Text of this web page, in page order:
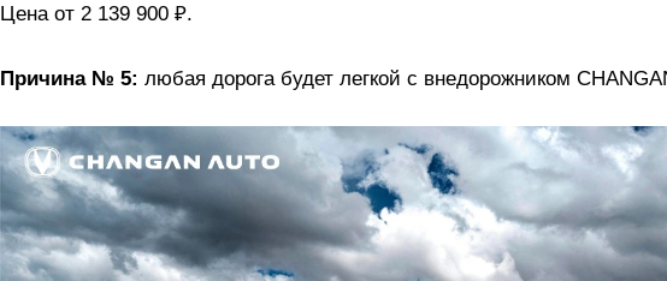
Цена от 2 139 900 ₽.
Причина № 5: любая дорога будет легкой с внедорожником